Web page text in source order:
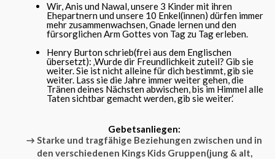
Wir, Anis und Nawal, unsere 3 Kinder mit ihren
Ehepartnern und unsere 10 Enkel(innen) dürfen immer
mehr zusammenwachsen, Gnade lernen und den
fürsorglichen Arm Gottes von Tag zu Tag erleben.
Henry Burton schrieb(frei aus dem Englischen
übersetzt): ‚Wurde dir Freundlichkeit zuteil? Gib sie
weiter. Sie ist nicht alleine für dich bestimmt, gib sie
weiter. Lass sie die Jahre immer weiter gehen, die
Tränen deines Nächsten abwischen, bis im Himmel alle
Taten sichtbar gemacht werden, gib sie weiter.‘
Gebetsanliegen:
→ Starke und tragfähige Beziehungen zwischen und in
den verschiedenen Kings Kids Gruppen(jung & alt,